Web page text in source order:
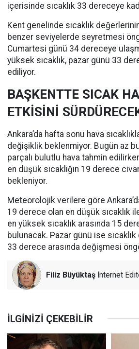
içerisinde sıcaklık 33 dereceye
Kent genelinde sıcaklık
benzer seviyelerde seyretmesi
Cumartesi günü 34 dereceye
yüksek sıcaklık, pazar günü 33
ediliyor.
BAŞKENTTE SICAK
ETKİSİNİ
Ankara’da hafta sonu hava
değişiklik beklenmiyor. Bugün az
parçalı bulutlu hava tahmin
en düşük sıcaklığın 19 derece
bekleniyor.
Meteorolojik verilere göre
19 derece olan en düşük sıcaklık
en yüksek sıcaklık arasında 15
bulunacak. Pazar günü ise
33 derece arasında değişmesi
Filiz Büyüktaş İnternet